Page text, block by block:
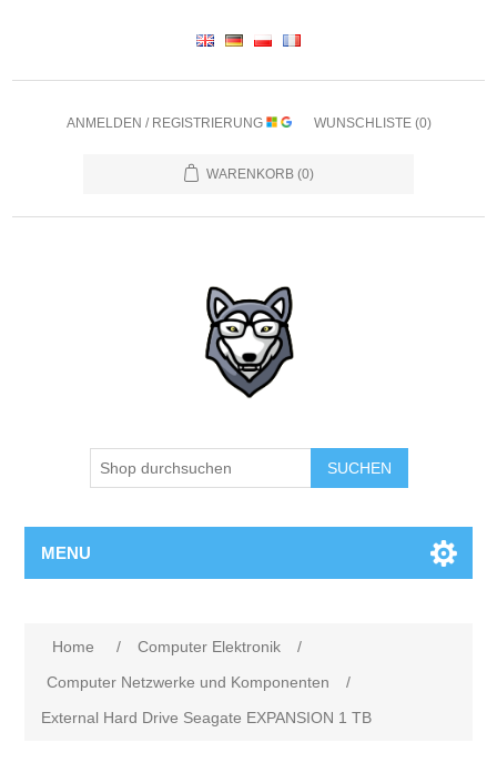
ANMELDEN / REGISTRIERUNG WUNSCHLISTE (0)
WARENKORB (0)
SUCHEN
MENU
Home / Computer Elektronik
/
Computer Netzwerke und Komponenten
/
External Hard Drive Seagate EXPANSION 1 TB